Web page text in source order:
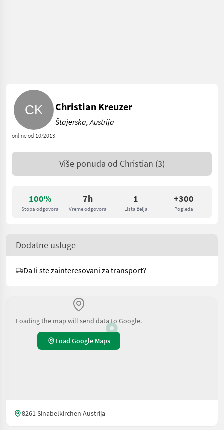
100%
Stopa odgovora
7h
Vreme odgovora
1
Lista želja
+300
Pogleda
online od 10/2013
Christian Kreuzer
Štajerska, Austrija
Više ponuda od Christian (3)
Dodatne usluge
Da li ste zainteresovani za transport?
Loading the map will send data to Google.
Load Google Maps
8261 Sinabelkirchen Austrija